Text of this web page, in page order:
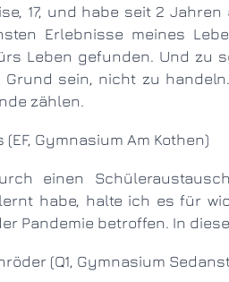
Erlebnisse meines
Leben gefunden. Und zu
Grund sein, nicht zu
zählen.
(EF, Gymnasium Am Kothen)
habe, halte ich es für
Pandemie betroffen. In
(Q1, Gymnasium